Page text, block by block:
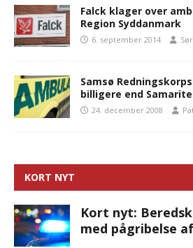
Falck klager over
Region Syddanmark
6. september 2014
Samsø
billigere end
24. december 2008
KORT NYT
Kort nyt:
med pågribelse